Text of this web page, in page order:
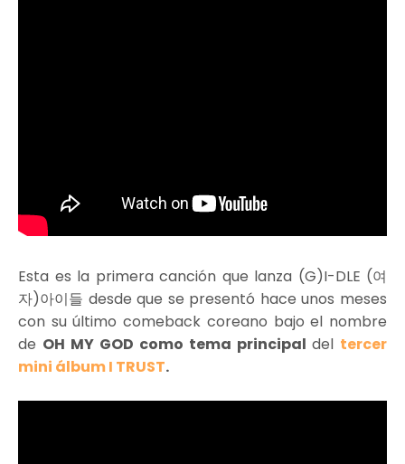
Esta es la primera canción que lanza (G)I-DLE (여
자)아이들 desde que se presentó hace unos meses
con su último comeback coreano bajo el nombre
de OH MY GOD como tema principal del tercer
mini álbum I TRUST.